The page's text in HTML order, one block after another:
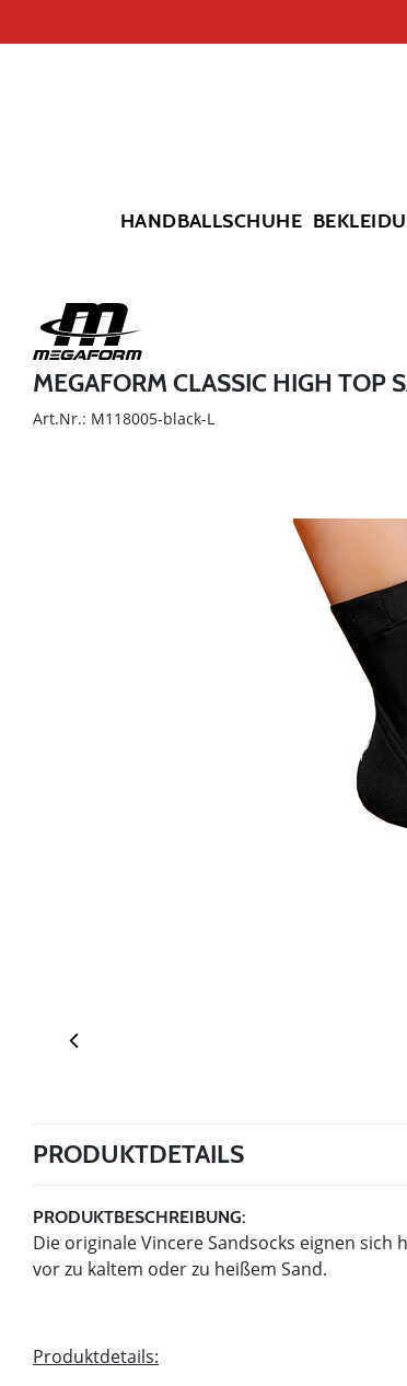
HANDBALLSCHUHE
MEGAFORM CLASSIC HIGH TOP
Art.Nr.: M118005-black-L
PRODUKTDETAILS
PRODUKTBESCHREIBUNG:
Die originale Vincere Sandsocks eignen
vor zu kaltem oder zu heißem Sand.
Produktdetails: